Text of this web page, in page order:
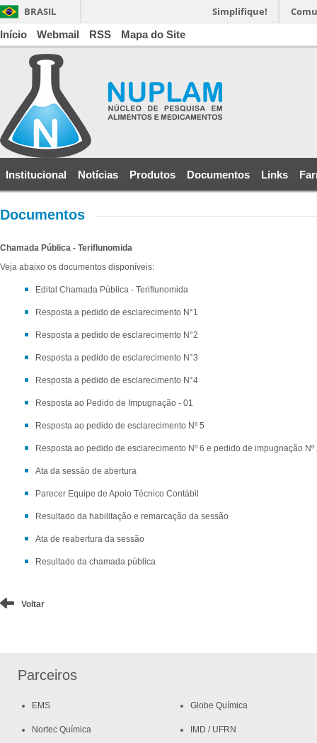
BRASIL Simplifique!
Início Webmail RSS Mapa do Site
Institucional Notícias Produtos Documentos Links
Documentos
Chamada Pública - Teriflunomida
Veja abaixo os documentos disponíveis:
Edital Chamada Pública - Teriflunomida
Resposta a pedido de esclarecimento N°1
Resposta a pedido de esclarecimento N°2
Resposta a pedido de esclarecimento N°3
Resposta a pedido de esclarecimento N°4
Resposta ao Pedido de Impugnação - 01
Resposta ao pedido de esclarecimento Nº 5
Resposta ao pedido de esclarecimento Nº 6 e pedido de impugnação Nº
Ata da sessão de abertura
Parecer Equipe de Apoio Técnico Contábil
Resultado da habilitação e remarcação da sessão
Ata de reabertura da sessão
Resultado da chamada pública
Voltar
Parceiros
EMS
Nortec Química
Globe Química
IMD / UFRN